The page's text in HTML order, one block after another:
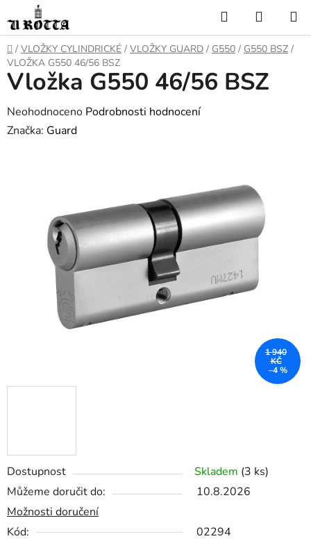
na
obsah
Hledat
KOŠÍK
DOMŮ
/ VLOŽKY CYLINDRICKÉ / VLOŽKY GUARD / G550 / G550 BSZ /
VLOŽKA G550 46/56 BSZ
Dostupnost Skladem (3 ks)
Můžeme doručit do:
10.8.2026
Možnosti doručení
Kód:
02294
Vložka G550 46/56 BSZ
Průměrné
hodnocení
hvězdiček.
Neohodnoceno Podrobnosti hodnocení
Značka: Guard
1 940
KČ
–4 %